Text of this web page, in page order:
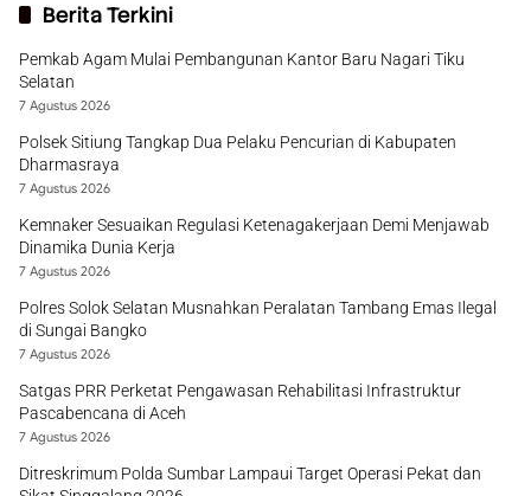
Berita Terkini
Pemkab Agam Mulai Pembangunan Kantor Baru Nagari Tiku
Selatan
7 Agustus 2026
Polsek Sitiung Tangkap Dua Pelaku Pencurian di Kabupaten
Dharmasraya
7 Agustus 2026
Kemnaker Sesuaikan Regulasi Ketenagakerjaan Demi Menjawab
Dinamika Dunia Kerja
7 Agustus 2026
Polres Solok Selatan Musnahkan Peralatan Tambang Emas Ilegal
di Sungai Bangko
7 Agustus 2026
Satgas PRR Perketat Pengawasan Rehabilitasi Infrastruktur
Pascabencana di Aceh
7 Agustus 2026
Ditreskrimum Polda Sumbar Lampaui Target Operasi Pekat dan